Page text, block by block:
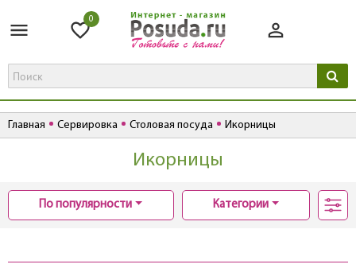
0
Главная Сервировка Столовая посуда Икорницы
Икорницы
По популярности Категории